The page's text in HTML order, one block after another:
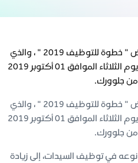
يشارك بنك الرياض في فعاليات معرض " خطوة للتوظيف 2019 " ، والذي
يقام على مدار ثلاثة أيام ينطلق أولها يوم الثلاثاء الموافق 01 أكتوبر 2019
من جلوورك.
يشارك بنك الرياض في فعاليات معرض " خطوة للتوظيف 2019 " ، والذي
يقام على مدار ثلاثة أيام ينطلق أولها يوم الثلاثاء الموافق 01 أكتوبر 2019
من جلوورك.
في توظيف السيدات، إلى زيادة